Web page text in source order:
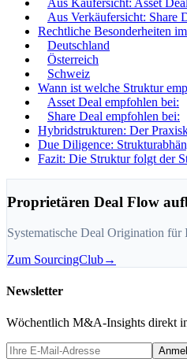
Aus Verkäufersicht: Share
Rechtliche Besonderheiten
Deutschland
Österreich
Schweiz
Wann ist welche Struktur
Asset Deal empfohlen bei:
Share Deal empfohlen bei:
Hybridstrukturen: Der
Due Diligence:
Fazit: Die Struktur folgt der
Proprietären Deal Flow
Systematische Deal Origination für
Zum SourcingClub→
Newsletter
Wöchentlich M&A-Insights direkt